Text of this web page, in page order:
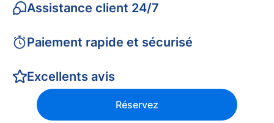
Assistance client 24/7
Paiement rapide et sécurisé
Excellents avis
Réservez